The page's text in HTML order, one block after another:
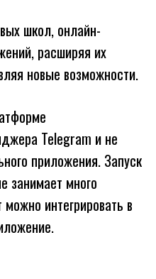
школ, онлайн-
расширяя их
новые возможности.
Telegram и не
приложения. Запуск
занимает много
интегрировать в